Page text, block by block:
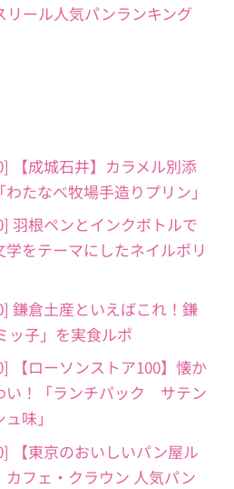
リール人気パンランキング
【成城石井】カラメル別添
たなべ牧場手造りプリン」
羽根ペンとインクボトルで
をテーマにしたネイルポリ
鎌倉土産といえばこれ！鎌
ッ子」を実食ルポ
【ローソンストア100】懐か
い！「ランチパック サテン
味」
【東京のおいしいパン屋ル
フェ・クラウン 人気パン